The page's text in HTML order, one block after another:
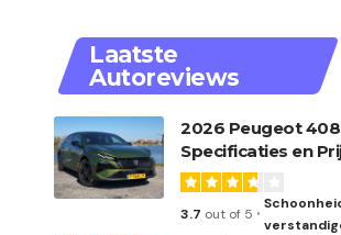
Laatste
Autoreviews
2026 Peugeot
Specificaties en
3.7 out of 5